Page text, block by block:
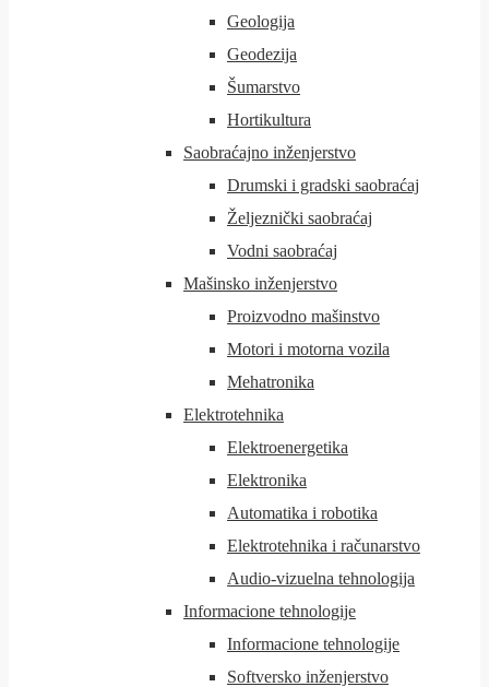
Geologija
Geodezija
Šumarstvo
Hortikultura
Saobraćajno inženjerstvo
Drumski i gradski saobraćaj
Željeznički saobraćaj
Vodni saobraćaj
Mašinsko inženjerstvo
Proizvodno mašinstvo
Motori i motorna vozila
Mehatronika
Elektrotehnika
Elektroenergetika
Elektronika
Automatika i robotika
Elektrotehnika i računarstvo
Audio-vizuelna tehnologija
Informacione tehnologije
Informacione tehnologije
Softversko inženjerstvo